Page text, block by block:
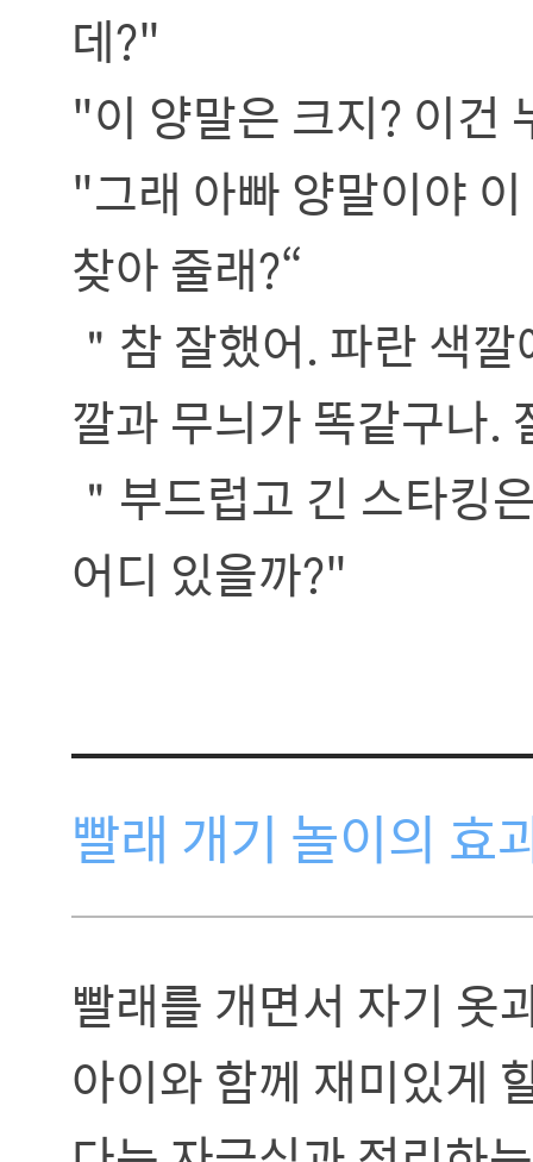
데?"
"이 양말은 크지? 이건
"그래 아빠 양말이야
찾아 줄래?“
＂참 잘했어. 파란 색
깔과 무늬가 똑같구나.
＂부드럽고 긴 스타킹
어디 있을까?"
빨래 개기 놀이의 효
빨래를 개면서 자기 옷
아이와 함께 재미있게